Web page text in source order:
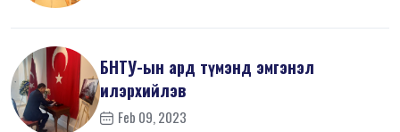
БНТУ-ын ард түмэнд эмгэнэл
илэрхийлэв
Feb 09, 2023